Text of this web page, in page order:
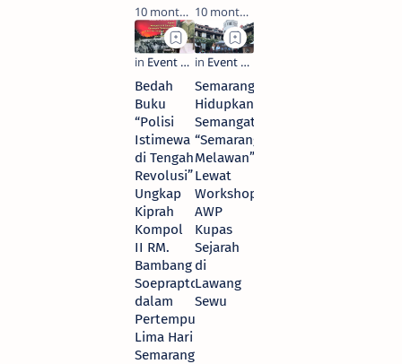
10 months ago
10 months ago
Bedah
Buku
“Polisi
Istimewa
di Tengah
Revolusi”
Ungkap
Kiprah
Kompol
II RM.
Bambang
Soeprapto
dalam
Pertempuran
Lima Hari
Semarang
Semarang
Hidupkan
Semangat
“Semarang
Melawan”
Lewat
Workshop
AWP
Kupas
Sejarah
di
Lawang
Sewu